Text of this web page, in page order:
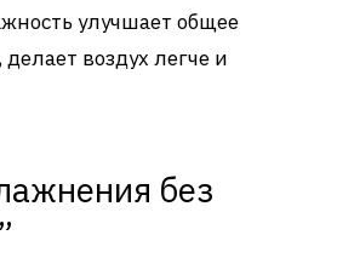
улучшает общее
воздух легче и
без